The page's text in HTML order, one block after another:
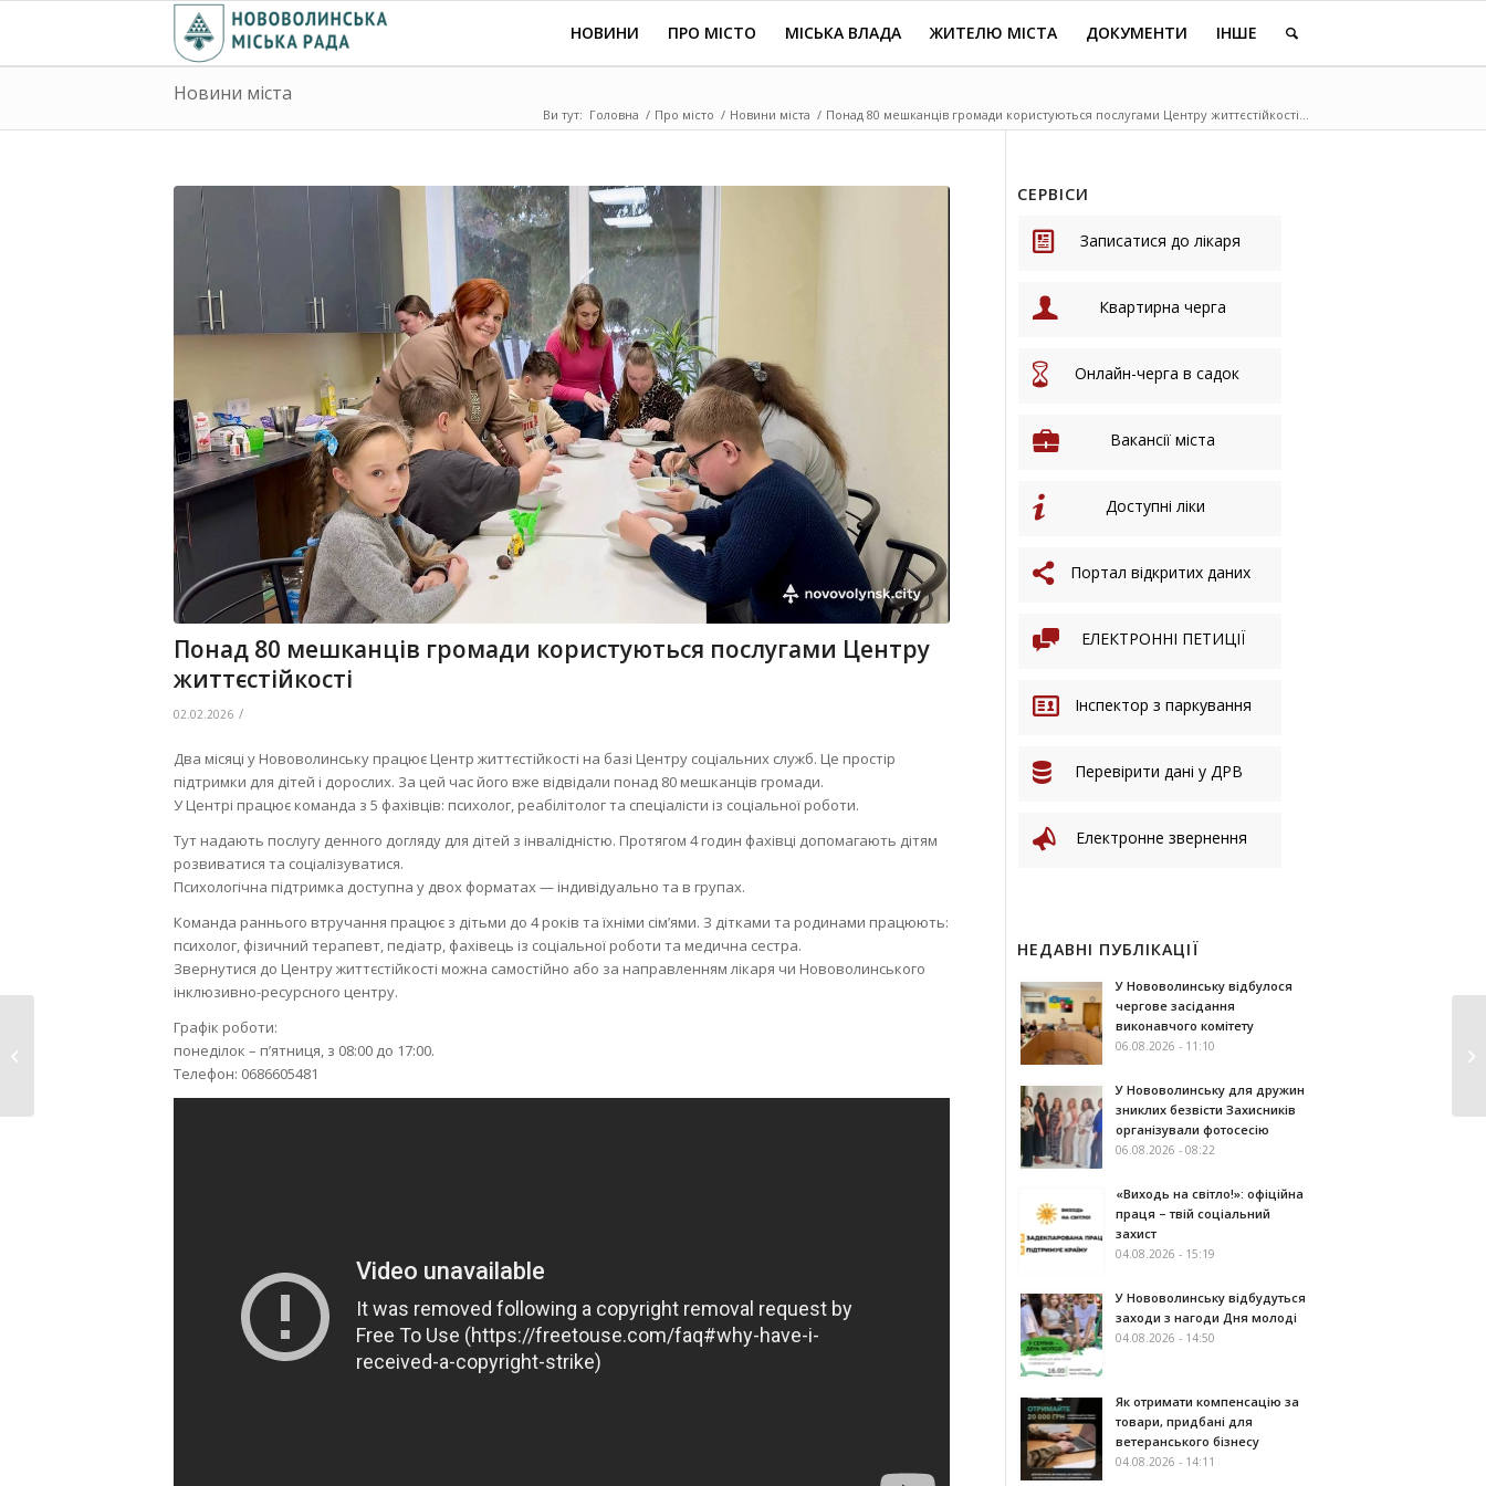
НОВИНИ ПРО МІСТО МІСЬКА ВЛАДА ЖИТЕЛЮ МІСТА ДОКУМЕНТИ ІНШЕ
Новини міста
Ви тут: Головна / Про місто / Новини міста / Понад 80 мешканців громади користуються послугами Центру життєстійкості...
Понад 80 мешканців громади користуються послугами Центру
життєстійкості
02.02.2026 /
Два місяці у Нововолинську працює Центр життєстійкості на базі Центру соціальних служб. Це простір
підтримки для дітей і дорослих. За цей час його вже відвідали понад 80 мешканців громади.
У Центрі працює команда з 5 фахівців: психолог, реабілітолог та спеціалісти із соціальної роботи.
Тут надають послугу денного догляду для дітей з інвалідністю. Протягом 4 годин фахівці допомагають дітям
розвиватися та соціалізуватися.
Психологічна підтримка доступна у двох форматах — індивідуально та в групах.
Команда раннього втручання працює з дітьми до 4 років та їхніми сім’ями. З дітками та родинами працюють:
психолог, фізичний терапевт, педіатр, фахівець із соціальної роботи та медична сестра.
Звернутися до Центру життєстійкості можна самостійно або за направленням лікаря чи Нововолинського
інклюзивно-ресурсного центру.
Графік роботи:
понеділок – п’ятниця, з 08:00 до 17:00.
Телефон: 0686605481
СЕРВІСИ
Записатися до лікаря
Квартирна черга
Онлайн-черга в садок
Вакансії міста
Доступні ліки
Портал відкритих даних
ЕЛЕКТРОННІ ПЕТИЦІЇ
Інспектор з паркування
Перевірити дані у ДРВ
Електронне звернення
НЕДАВНІ ПУБЛІКАЦІЇ
У Нововолинську відбулося
чергове засідання
виконавчого комітету
06.08.2026 - 11:10
У Нововолинську для дружин
зниклих безвісти Захисників
організували фотосесію
06.08.2026 - 08:22
«Виходь на світло!»: офіційна
праця – твій соціальний
захист
04.08.2026 - 15:19
У Нововолинську відбудуться
заходи з нагоди Дня молоді
04.08.2026 - 14:50
Як отримати компенсацію за
товари, придбані для
ветеранського бізнесу
04.08.2026 - 14:11
Згадуємо Героїв, які